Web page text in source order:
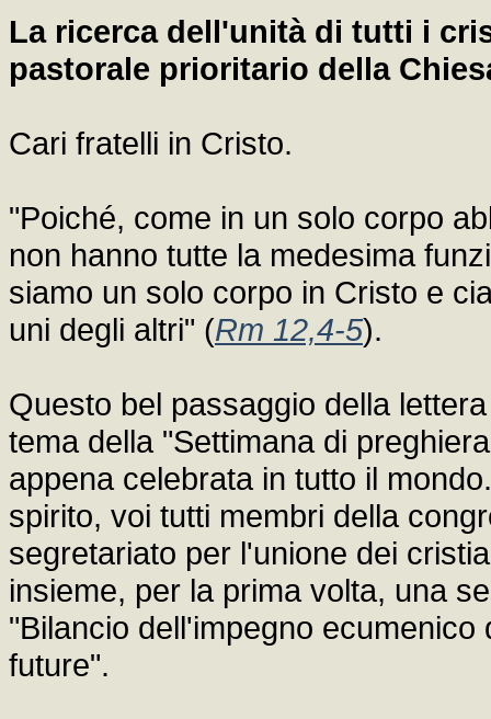
La ricerca dell'unità di tutti i
pastorale prioritario della
Cari fratelli in Cristo.
"Poiché, come in un solo corpo
non hanno tutte la medesima
siamo un solo corpo in Cristo e
uni degli altri" (Rm 12,4-5).
Questo bel passaggio della
tema della "Settimana di
appena celebrata in tutto il
spirito, voi tutti membri della
segretariato per l'unione dei
insieme, per la prima volta, una
"Bilancio dell'impegno
future".